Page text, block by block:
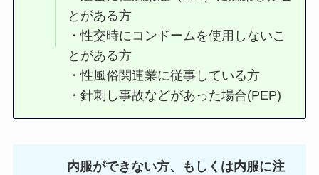
とがある方
・性交時にコンドームを使用しないこ
とがある方
・性風俗関連業に従事している方
・針刺し事故などがあった場合(PEP)
内服ができない方、もしくは内服に注